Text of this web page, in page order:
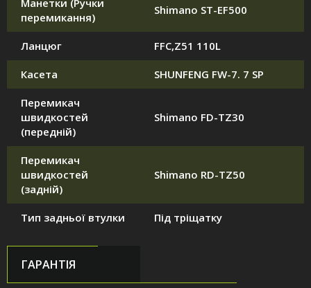
Манетки (Ручки
перемикання)
Shimano ST-EF500
Ланцюг FFC,Z51 110L
Касета SHUNFENG FW-7. 7 SP
Перемикач
швидкостей
(передній)
Shimano FD-TZ30
Перемикач
швидкостей
(задній)
Shimano RD-TZ50
Тип задньої втулки Під тріщатку
ГАРАНТІЯ